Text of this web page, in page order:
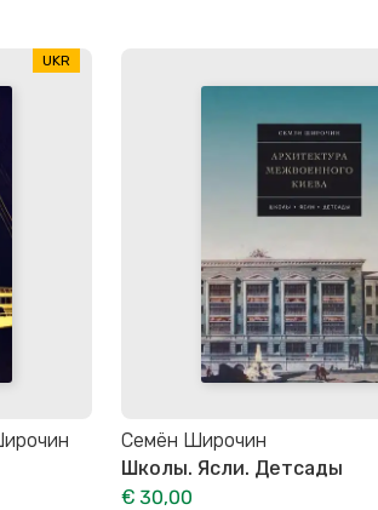
UKR
Семён Широчин
Школы. Ясли. Детсады
€ 30,00